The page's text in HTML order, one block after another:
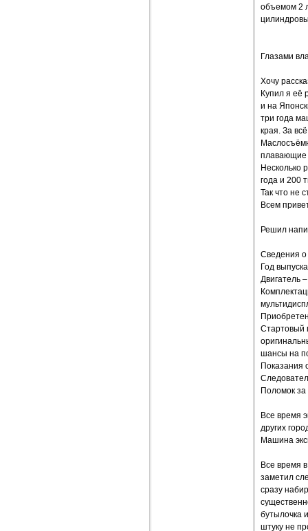
объемом 2
Глазами
Хочу
Купил я её
и на
три года
края. За
плавающие
Несколько
года и 200
Так что не
Всем
Решил
Сведения
Год
Двигатель
Стартовый
шансы на
Показания
Поломок
Все время
других
Машина
Все время
заметил
сразу
бутылочка
штуку не